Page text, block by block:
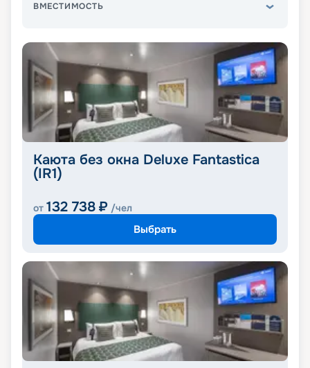
ВМЕСТИМОСТЬ
Каюта без окна Deluxe Fantastica
(IR1)
от 132 738 ₽ /чел
Выбрать